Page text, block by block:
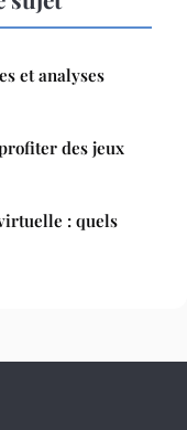
et analyses
des jeux
: quels